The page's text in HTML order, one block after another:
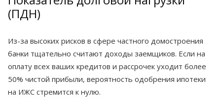
(ПДН)
Из-за высоких рисков в сфере частного домостроения
банки тщательно считают доходы заемщиков. Если на
оплату всех ваших кредитов и рассрочек уходит более
50% чистой прибыли, вероятность одобрения ипотеки
на ИЖС стремится к нулю.